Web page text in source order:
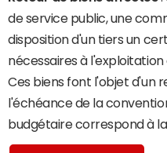
de service public, une
disposition d'un tiers un
nécessaires à
Ces biens font l'objet d'un
l'échéance de la
budgétaire correspond à